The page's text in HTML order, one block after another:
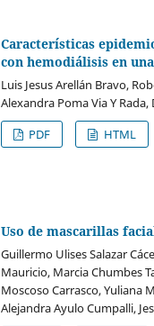
Características
con hemodiálisis en
Luis Jesus Arellán Bravo,
Alexandra Poma Via Y
PDF HTML
Uso de mascarillas
Guillermo Ulises Salazar
Mauricio, Marcia Chumbes
Moscoso Carrasco, Yuliana
Alejandra Ayulo Cumpalli,